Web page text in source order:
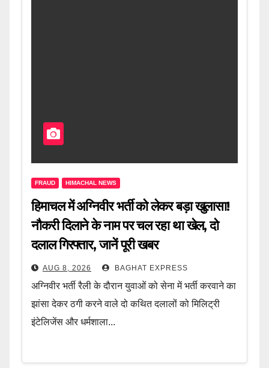
FRAUD HIMACHAL NEWS
हिमाचल में अग्निवीर भर्ती को लेकर बड़ा खुलासा!
नौकरी दिलाने के नाम पर चल रहा था खेल, दो
दलाल गिरफ्तार, जानें पूरी खबर
AUG 8, 2026 BAGHAT EXPRESS
अग्निवीर भर्ती रैली के दौरान युवाओं को सेना में भर्ती करवाने का
झांसा देकर ठगी करने वाले दो कथित दलालों को मिलिट्री
इंटेलिजेंस और धर्मशाला...